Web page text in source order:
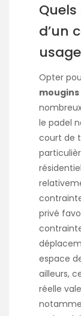
d’un
Opter
mougins
le padel
court de
privé
espace
ailleurs,
réelle